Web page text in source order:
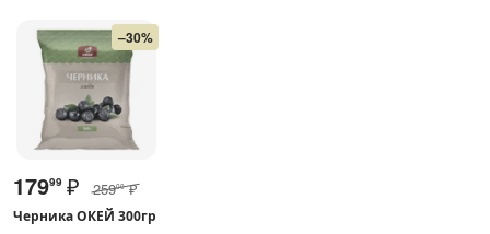
–30%
17999 ₽ 25900 ₽
Черника ОКЕЙ 300гр